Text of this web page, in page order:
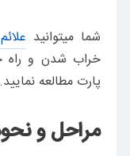
شما میتوانید
خراب شدن و راه
پارت مطالعه نمایید.
مراحل و